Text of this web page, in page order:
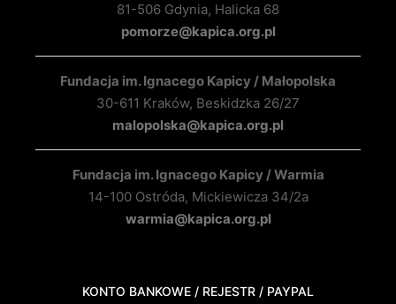
81-506 Gdynia, Halicka 68
pomorze@kapica.org.pl
Fundacja im. Ignacego Kapicy / Małopolska
30-611 Kraków, Beskidzka 26/27
malopolska@kapica.org.pl
Fundacja im. Ignacego Kapicy / Warmia
14-100 Ostróda, Mickiewicza 34/2a
warmia@kapica.org.pl
KONTO BANKOWE / REJESTR / PAYPAL